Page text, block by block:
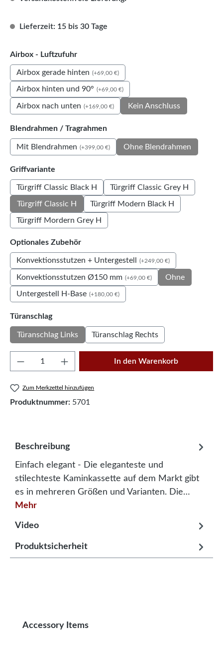
Lieferzeit: 15 bis 30 Tage
Airbox - Luftzufuhrauswählen
Airbox gerade hinten (+69,00 €)
Airbox hinten und 90° (+69,00 €)
Airbox nach unten (+169,00 €) Kein Anschluss
Blendrahmen / Tragrahmenauswählen
Mit Blendrahmen (+399,00 €) Ohne Blendrahmen
Griffvariante
Türgriff Classic Black H Türgriff Classic Grey H
Türgriff Classic H Türgriff Modern Black H
Türgriff Mordern Grey H
Optionales Zubehörauswählen
Konvektionsstutzen + Untergestell (+249,00 €)
Konvektionsstutzen Ø150 mm (+69,00 €) Ohne
Untergestell H-Base (+180,00 €)
Türanschlagauswählen
Türanschlag Links Türanschlag Rechts
Produkt Anzahl: Gib den gewünschten
In den Warenkorb
Zum Merkzettel hinzufügen
Produktnummer: 5701
Beschreibung
Einfach elegant - Die eleganteste und
stilechteste Kaminkassette auf dem Markt gibt
es in mehreren Größen und Varianten. Die…
Mehr
Video
Produktsicherheit
Produktgalerie überspringen
Accessory Items